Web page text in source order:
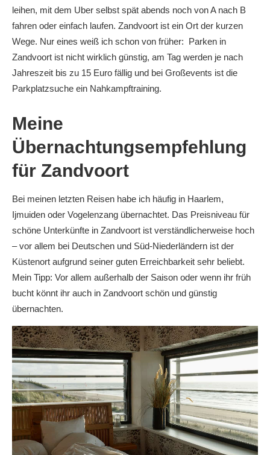
leihen, mit dem Uber selbst spät abends noch von A nach B
fahren oder einfach laufen. Zandvoort ist ein Ort der kurzen
Wege. Nur eines weiß ich schon von früher: Parken in
Zandvoort ist nicht wirklich günstig, am Tag werden je nach
Jahreszeit bis zu 15 Euro fällig und bei Großevents ist die
Parkplatzsuche ein Nahkampftraining.
Meine
Übernachtungsempfehlung
für Zandvoort
Bei meinen letzten Reisen habe ich häufig in Haarlem,
Ijmuiden oder Vogelenzang übernachtet. Das Preisniveau für
schöne Unterkünfte in Zandvoort ist verständlicherweise hoch
– vor allem bei Deutschen und Süd-Niederländern ist der
Küstenort aufgrund seiner guten Erreichbarkeit sehr beliebt.
Mein Tipp: Vor allem außerhalb der Saison oder wenn ihr früh
bucht könnt ihr auch in Zandvoort schön und günstig
übernachten.